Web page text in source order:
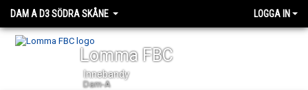
DAM A D3 SÖDRA SKÅNE LOGGA IN
Lomma FBC
Innebandy
Dam-A